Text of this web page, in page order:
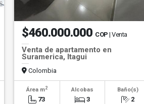
$460.000.000 COP | Venta
Venta de apartamento en
Suramerica, Itagui
Colombia
Área m2
73
Alcobas
3
Baño(s)
2